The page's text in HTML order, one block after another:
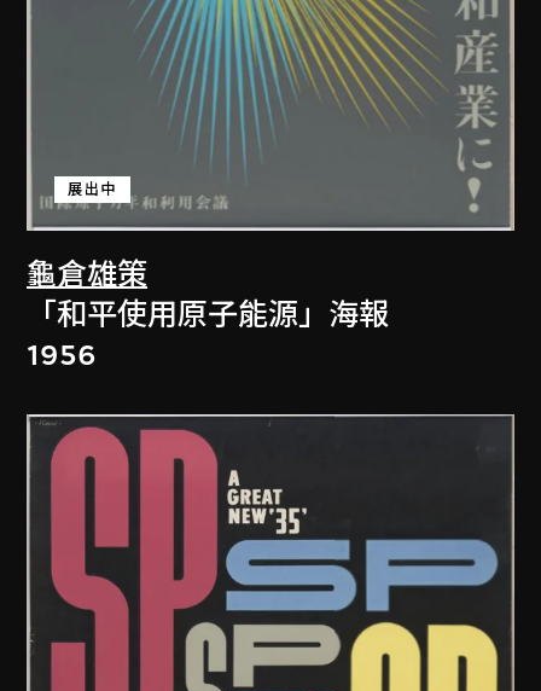
龜倉雄策
展出中
「和平使用原子能源」海報
1956